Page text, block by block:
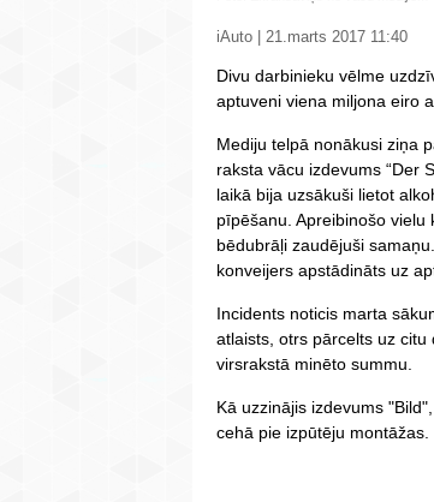
iAuto | 21.marts 2017 11:40
Divu darbinieku vēlme
aptuveni viena miljona eiro
Mediju telpā nonākusi ziņa
raksta vācu izdevums “Der
laikā bija uzsākuši lietot
pīpēšanu. Apreibinošo
bēdubrāļi zaudējuši
konveijers apstādināts uz
Incidents noticis marta
atlaists, otrs pārcelts uz
virsrakstā minēto summu.
Kā uzzinājis izdevums
cehā pie izpūtēju montāžas.